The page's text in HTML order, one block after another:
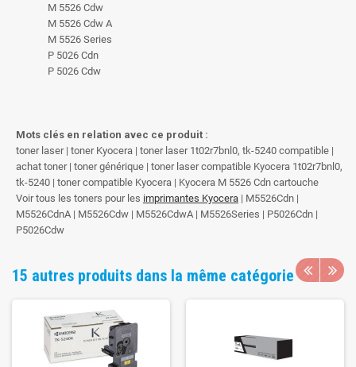
M 5526 Cdw
M 5526 Cdw A
M 5526 Series
P 5026 Cdn
P 5026 Cdw
Mots clés en relation avec ce produit :
toner laser | toner Kyocera | toner laser 1t02r7bnl0, tk-5240 compatible |
achat toner | toner générique | toner laser compatible Kyocera 1t02r7bnl0,
tk-5240 | toner compatible Kyocera | Kyocera M 5526 Cdn cartouche
Voir tous les toners pour les imprimantes Kyocera | M5526Cdn |
M5526CdnA | M5526Cdw | M5526CdwA | M5526Series | P5026Cdn |
P5026Cdw
15 autres produits dans la même catégorie